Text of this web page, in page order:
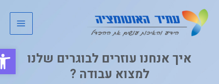
פתח
Main
Menu
איך אנחנו עוזרים לבוגרים שלנו
למצוא עבודה ?